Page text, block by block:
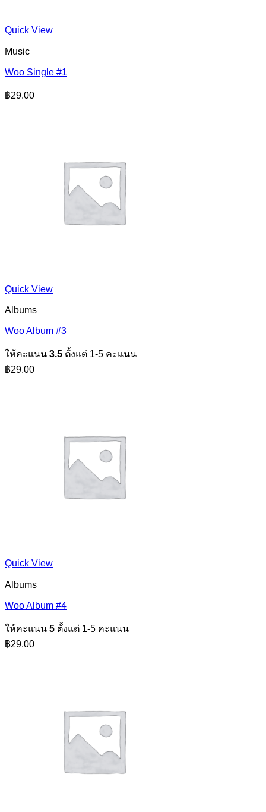
Quick View
Music
Woo Single #1
฿29.00
Quick View
Albums
Woo Album #3
ให้คะแนน 3.5 ตั้งแต่ 1-5 คะแนน
฿29.00
Quick View
Albums
Woo Album #4
ให้คะแนน 5 ตั้งแต่ 1-5 คะแนน
฿29.00